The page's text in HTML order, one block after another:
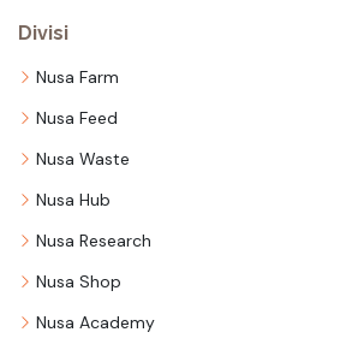
Divisi
Nusa Farm
Nusa Feed
Nusa Waste
Nusa Hub
Nusa Research
Nusa Shop
Nusa Academy